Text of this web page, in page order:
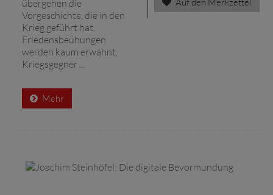
übergehen die
Vorgeschichte, die in den
Krieg geführt hat.
Friedensbeühungen
werden kaum erwähnt,
Kriegsgegner ...
Mehr